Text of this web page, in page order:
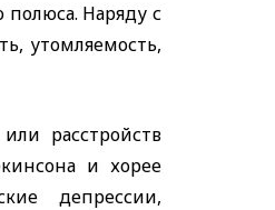
полюса. Наряду с
утомляемость,
расстройств
и хорее
депрессии,